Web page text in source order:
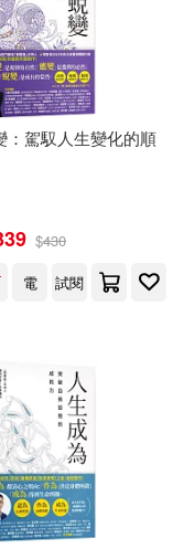
：駕馭人生變化的順
$430
電
試閱